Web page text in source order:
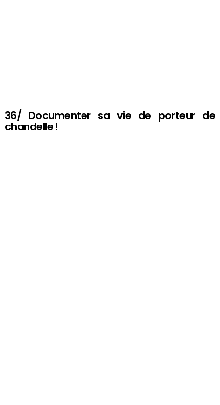
36/ Documenter sa vie de porteur de
chandelle !